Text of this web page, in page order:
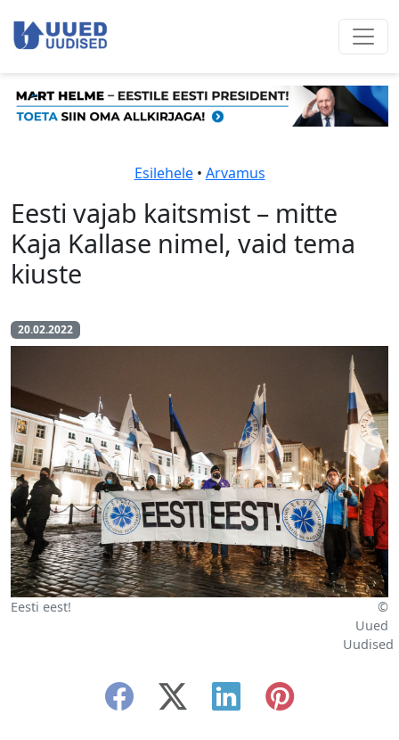
Esilehele• Arvamus
Eesti vajab kaitsmist – mitte
Kaja Kallase nimel, vaid tema
kiuste
20.02.2022
Eesti eest!
©
Uued
Uudised